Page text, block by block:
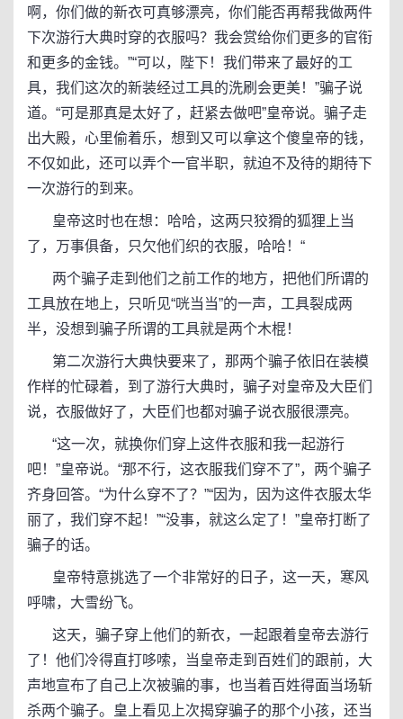
啊，你们做的新衣可真够漂亮，你们能否再帮我做两件
下次游行大典时穿的衣服吗？我会赏给你们更多的官衔
和更多的金钱。”“可以，陛下！我们带来了最好的工
具，我们这次的新装经过工具的洗刷会更美！”骗子说
道。“可是那真是太好了，赶紧去做吧”皇帝说。骗子走
出大殿，心里偷着乐，想到又可以拿这个傻皇帝的钱，
不仅如此，还可以弄个一官半职，就迫不及待的期待下
一次游行的到来。
皇帝这时也在想：哈哈，这两只狡猾的狐狸上当
了，万事俱备，只欠他们织的衣服，哈哈！“
两个骗子走到他们之前工作的地方，把他们所谓的
工具放在地上，只听见“咣当当”的一声，工具裂成两
半，没想到骗子所谓的工具就是两个木棍！
第二次游行大典快要来了，那两个骗子依旧在装模
作样的忙碌着，到了游行大典时，骗子对皇帝及大臣们
说，衣服做好了，大臣们也都对骗子说衣服很漂亮。
“这一次，就换你们穿上这件衣服和我一起游行
吧！”皇帝说。“那不行，这衣服我们穿不了”，两个骗子
齐身回答。“为什么穿不了？”“因为，因为这件衣服太华
丽了，我们穿不起！”“没事，就这么定了！”皇帝打断了
骗子的话。
皇帝特意挑选了一个非常好的日子，这一天，寒风
呼啸，大雪纷飞。
这天，骗子穿上他们的新衣，一起跟着皇帝去游行
了！他们冷得直打哆嗦，当皇帝走到百姓们的跟前，大
声地宣布了自己上次被骗的事，也当着百姓得面当场斩
杀两个骗子。皇上看见上次揭穿骗子的那个小孩，还当